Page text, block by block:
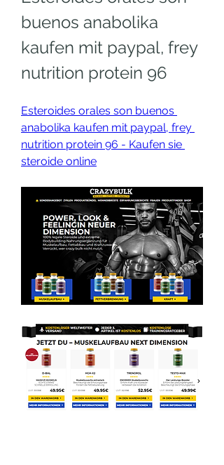
buenos anabolika
kaufen mit paypal, frey
nutrition protein 96
Esteroides orales son buenos
anabolika kaufen mit paypal, frey
nutrition protein 96 - Kaufen sie
steroide online